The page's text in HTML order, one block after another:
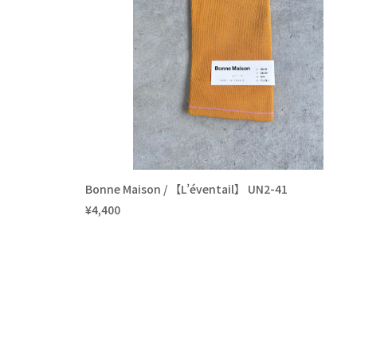
Bonne Maison / 【L’éventail】 UN2-41
¥4,400